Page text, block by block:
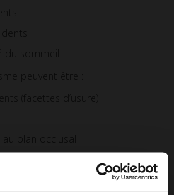
du sommeil
peuvent être :
(facettes d’usure)
plan occlusal